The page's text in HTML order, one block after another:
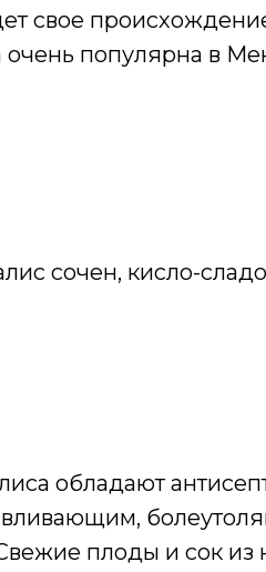
свое
очень популярна в
сочен, кисло-
обладают
плоды и сок